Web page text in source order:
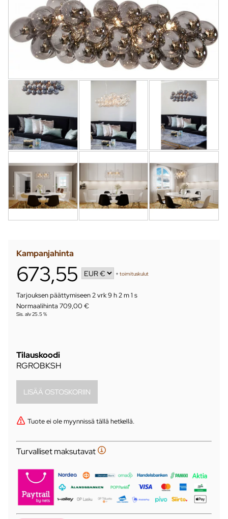
Kampanjahinta
673,55 +toimituskulut
Tarjouksen päättymiseen2 vrk 9 h 2 m 0 s
Normaalihinta 709,00 €
Sis. alv 25.5 %
Tilauskoodi
RGROBKSH
Tuote ei ole myynnissä tällä hetkellä.
Turvalliset maksutavat